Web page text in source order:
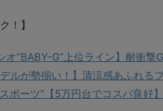
！】
“BABY-G”上位ライン】耐衝撃
ルが勢揃い！】清涼感あふれる
ポーツ”【5万円台でコスパ良好